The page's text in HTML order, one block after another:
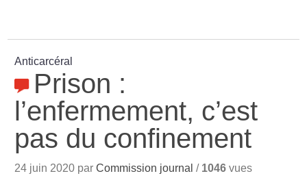
Anticarcéral
Prison :
l’enfermement, c’est
pas du confinement
24 juin 2020 parCommission journal / 1046 vues